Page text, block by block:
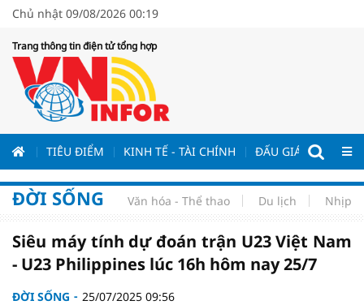
Chủ nhật 09/08/2026 00:19
Trang thông tin điện tử tổng hợp
TIÊU ĐIỂM KINH TẾ - TÀI CHÍNH ĐẤU GIÁ - ĐẤU
ĐỜI SỐNG Văn hóa - Thể thao Du lịch Nhịp
Siêu máy tính dự đoán trận U23 Việt Nam
- U23 Philippines lúc 16h hôm nay 25/7
ĐỜI SỐNG 25/07/2025 09:56